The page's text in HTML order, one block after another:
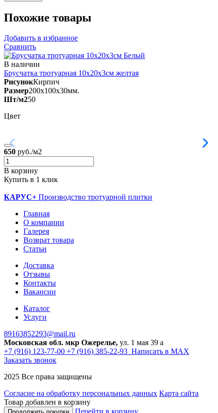
Похожие товары
Добавить в избранное
Сравнить
В наличии
Брусчатка тротуарная 10х20х3см желтая
РисунокКирпич
Размер200x100x30мм.
Шт/м250
Цвет
650 руб./м2
В корзину
Купить в 1 клик
КАРУС+ Производство тротуарной плитки
Главная
О компании
Галерея
Возврат товара
Статьи
Доставка
Отзывы
Контакты
Вакансии
Каталог
Услуги
89163852293@mail.ru
Московская обл. мкр Ожерелье, ул. 1 мая 39 а
+7 (916) 123-77-00 +7 (916) 385-22-93 Написать в MAX
Заказать звонок
2025 Все права защищены
Согласие на обработку персональных данных Карта сайта
Товар добавлен в корзину